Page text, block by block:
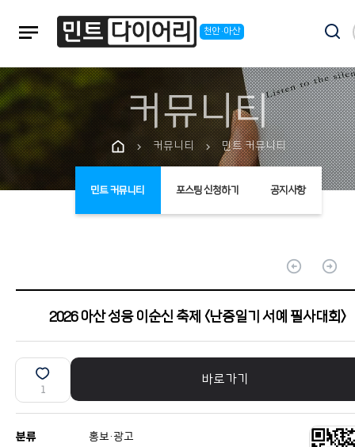
notes 천안·아산
커뮤니티
chevron_right 커뮤니티 chevron_right 민트 커뮤니티
민트 커뮤니티 포스팅 신청하기 공지사항
arrow_circle_up arrow_circle_up
2026 아산 성웅 이순신 축제 <난중일기 서예 필사대회>
1
바로가기
분류
홍보·광고